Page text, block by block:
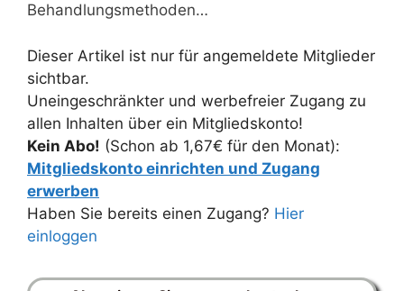
Behandlungsmethoden…
Dieser Artikel ist nur für angemeldete Mitglieder
sichtbar.
Uneingeschränkter und werbefreier Zugang zu
allen Inhalten über ein Mitgliedskonto!
Kein Abo! (Schon ab 1,67€ für den Monat):
Mitgliedskonto einrichten und Zugang
erwerben
Haben Sie bereits einen Zugang? Hier
einloggen